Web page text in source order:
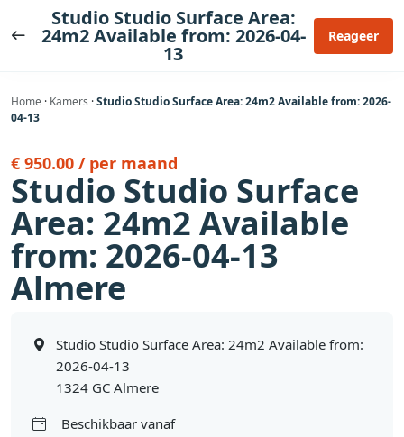
naar
Studio Studio Surface Area:
24m2 Available from: 2026-04-
13
Reageer
Home · Kamers ·Studio Studio Surface Area: 24m2 Available from: 2026-
04-13
€ 950.00 / per maand
Studio Studio Surface
Area: 24m2 Available
from: 2026-04-13
Almere
Studio Studio Surface Area: 24m2 Available from:
2026-04-13
1324 GC Almere
Beschikbaar vanaf